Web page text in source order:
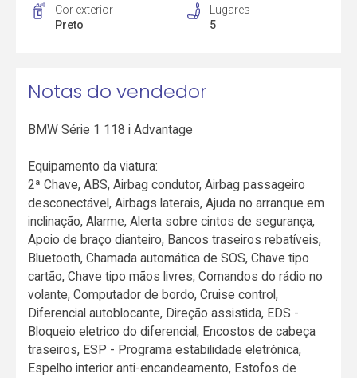
Cor exterior
Preto
Lugares
5
Notas do vendedor
BMW Série 1 118 i Advantage
Equipamento da viatura:
2ª Chave, ABS, Airbag condutor, Airbag passageiro
desconectável, Airbags laterais, Ajuda no arranque em
inclinação, Alarme, Alerta sobre cintos de segurança,
Apoio de braço dianteiro, Bancos traseiros rebatíveis,
Bluetooth, Chamada automática de SOS, Chave tipo
cartão, Chave tipo mãos livres, Comandos do rádio no
volante, Computador de bordo, Cruise control,
Diferencial autoblocante, Direção assistida, EDS -
Bloqueio eletrico do diferencial, Encostos de cabeça
traseiros, ESP - Programa estabilidade eletrónica,
Espelho interior anti-encandeamento, Estofos de